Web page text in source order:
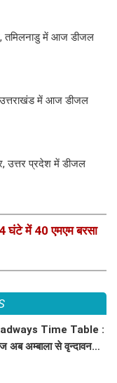
तमिलनाडु में आज डीजल
उत्तराखंड में आज डीजल
उत्तर प्रदेश में डीजल
में 40 एमएम बरसा
Time Table :
अब अम्बाला से वृन्दावन
को भी मिलेगा लाभ, देखें